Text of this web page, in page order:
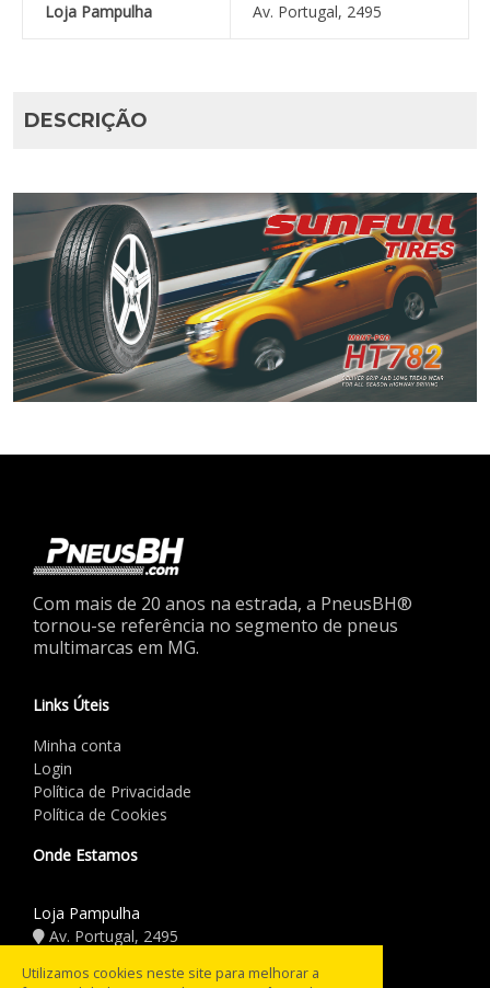
Loja Pampulha Av. Portugal, 2495
DESCRIÇÃO
Com mais de 20 anos na estrada, a PneusBH®
tornou-se referência no segmento de pneus
multimarcas em MG.
Links Úteis
Minha conta
Login
Política de Privacidade
Política de Cookies
Onde Estamos
Loja Pampulha
Av. Portugal, 2495
Utilizamos cookies neste site para melhorar a